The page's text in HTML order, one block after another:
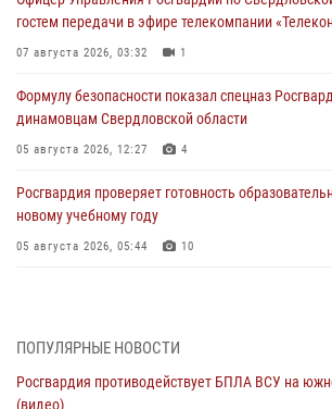
гостем передачи в эфире телекомпании
07 августа 2026, 03:32 1
Формулу безопасности показал спецназ
динамовцам Свердловской области
05 августа 2026, 12:27 4
Росгвардия проверяет готовность
новому учебному году
05 августа 2026, 05:44 10
04 августа 2026, 09:57 2
Росгвардия приняла участие в обеспечении
ПОПУЛЯРНЫЕ НОВОСТИ
Росгвардия противодействует БПЛА ВСУ на
(видео)